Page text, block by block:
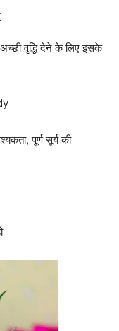
वृद्धि देने के लिए इसके
पूर्ण सूर्य की